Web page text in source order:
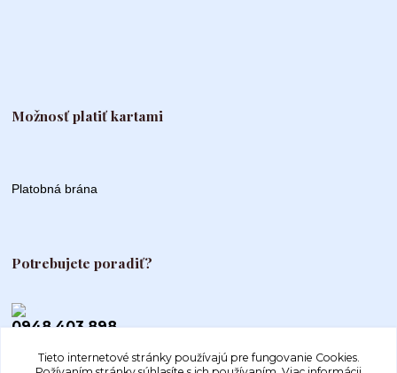
Možnosť platiť kartami
Platobná brána
Potrebujete poradiť?
0948 403 898
info@autogood.sk
Tieto internetové stránky používajú pre fungovanie Cookies.